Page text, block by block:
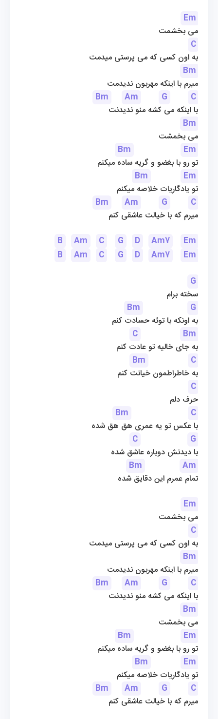
Em
می بخشمت
C
به اون کسی که می پرستی میدمت
Bm
میرم با اینکه مهربون ندیدمت
Bm
Am G
C
با اینکه می کشه منو ندیدنت
Bm
می بخمشت
Bm
Em
تو رو با بغضو و گریه ساده میکنم
Bm
Em
تو یادگاریات خلاصه میکنم
Bm
Am G
C
میرم که با خیالت عاشقی کنم
B
Am C G D Am7
Em
B
Am C G D Am7
Em
G
سخته برام
Bm
G
به اونکه با توئه حسادت کنم
C
Bm
به جای خالیه تو عادت کنم
Bm
C
به خاطراطمون خیانت کنم
C
حرف دلم
Bm
C
با عکس تو یه عمری هق هق شده
C
G
با دیدنش دوباره عاشق شده
Bm
Am
تمام عمرم این دقایق شده
Em
می بخشمت
C
به اون کسی که می پرستی میدمت
Bm
میرم با اینکه مهربون ندیدمت
Bm
Am G
C
با اینکه می کشه منو ندیدنت
Bm
می بخمشت
Bm
Em
تو رو با بغضو و گریه ساده میکنم
Bm
Em
تو یادگاریات خلاصه میکنم
Bm
Am G
C
میرم که با خیالت عاشقی کنم